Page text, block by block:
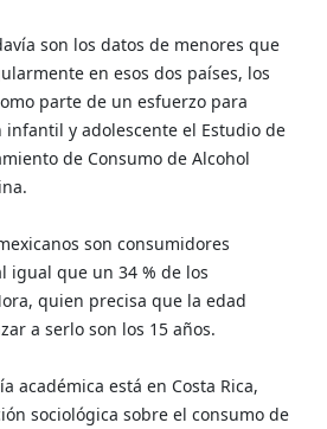
son los datos de menores que
en esos dos países, los
parte de un esfuerzo para
y adolescente el Estudio de
de Consumo de Alcohol
son consumidores
igual que un 34 % de los
quien precisa que la edad
a serlo son los 15 años.
académica está en Costa Rica,
sociológica sobre el consumo de